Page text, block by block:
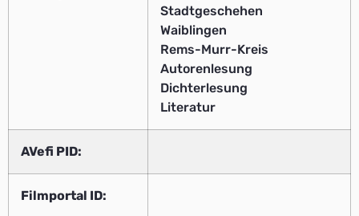
Stadtgeschehen
Waiblingen
Rems-Murr-Kreis
Autorenlesung
Dichterlesung
Literatur
AVefi PID:
Filmportal ID: